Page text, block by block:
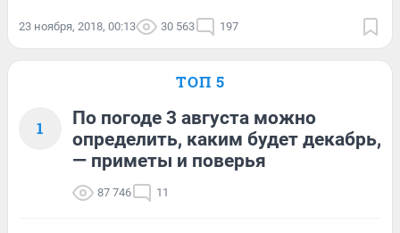
23 ноября, 2018, 00:13 30 563 197
ТОП 5
1
По погоде 3 августа можно
определить, каким будет декабрь,
— приметы и поверья
87 746 11